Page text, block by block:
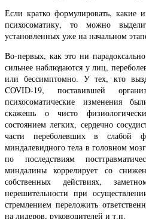
Если кратко формулировать, какие
психосоматику, то можно
установленных уже на начальном
Во-первых, как это ни
сильнее наблюдаются у лиц,
или бессимптомно. У тех, кто
COVID-19, поставившей
психосоматические изменения
скажешь о чисто
состоянием легких, сердечно
части переболевших в слабой
миндалевидного тела в головном
по последствиям
миндалины коррелирует со
собственных действиях,
нерешительности при
стремлением переложить
на лидеров, руководителей и т.п.